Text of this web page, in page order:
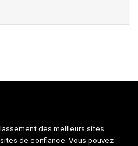
des meilleurs sites
de confiance. Vous pouvez